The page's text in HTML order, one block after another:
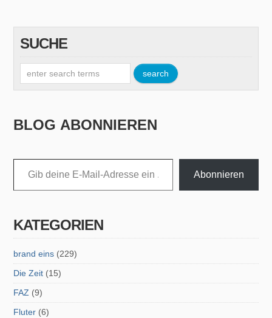
SUCHE
BLOG ABONNIEREN
Gib deine E-Mail-Adresse ein ...
Abonnieren
KATEGORIEN
brand eins (229)
Die Zeit (15)
FAZ (9)
Fluter (6)